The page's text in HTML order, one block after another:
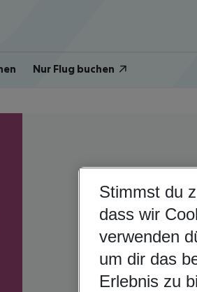
Nur Flug buchen
Stimmst du
dass wir
verwenden
um dir das
Erlebnis zu